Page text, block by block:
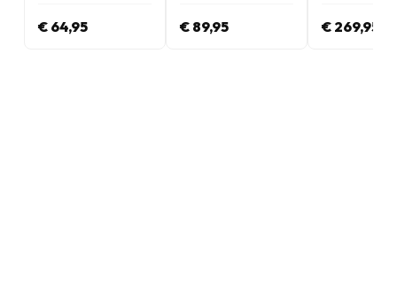
€ 64,95 € 89,95 € 269,95